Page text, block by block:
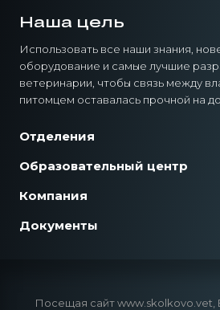
Наша цель
Использовать все наши знания,
оборудование и самые лучшие
ветеринарии, чтобы связь между
питомцем оставалась прочной на
Отделения
Образовательный центр
Компания
Документы
Посещая сайт www.skolkovo.vet,